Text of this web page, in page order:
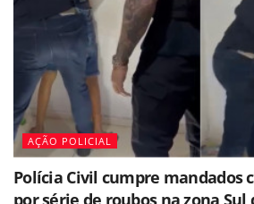
AÇÃO POLICIAL
Polícia Civil cumpre mandados
por série de roubos na zona Sul